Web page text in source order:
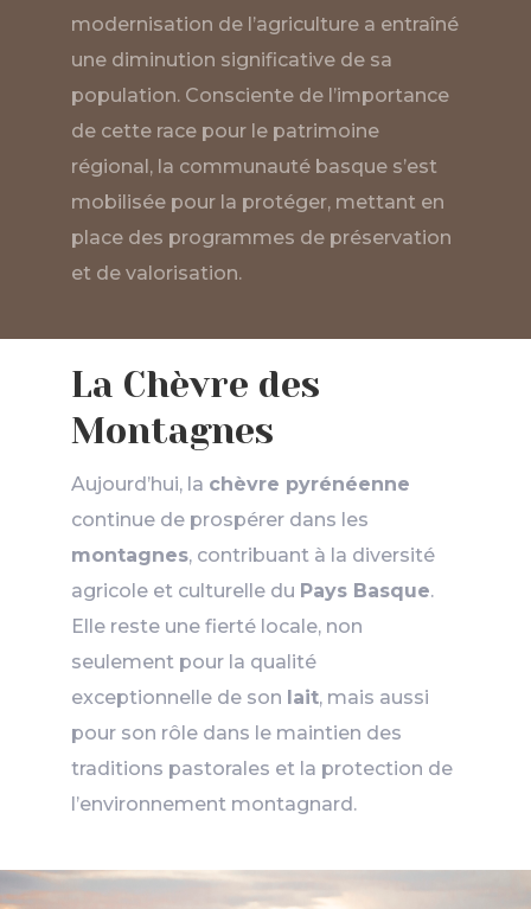
modernisation de l’agriculture a entraîné
une diminution significative de sa
population. Consciente de l’importance
de cette race pour le patrimoine
régional, la communauté basque s’est
mobilisée pour la protéger, mettant en
place des programmes de préservation
et de valorisation.
La Chèvre des
Montagnes
Aujourd’hui, la chèvre pyrénéenne
continue de prospérer dans les
montagnes, contribuant à la diversité
agricole et culturelle du Pays Basque.
Elle reste une fierté locale, non
seulement pour la qualité
exceptionnelle de son lait, mais aussi
pour son rôle dans le maintien des
traditions pastorales et la protection de
l’environnement montagnard.